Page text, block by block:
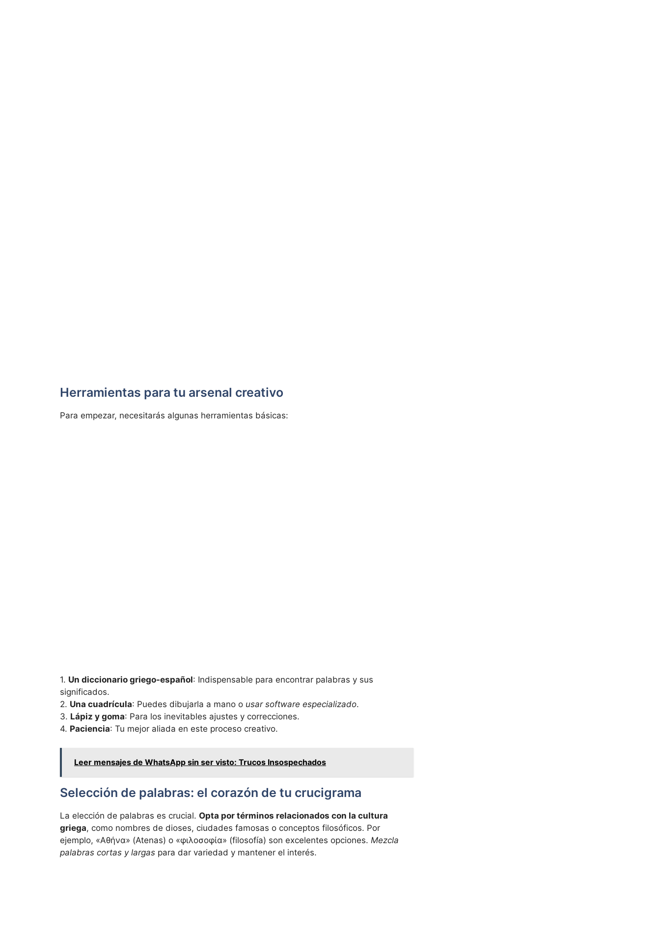
Herramientas para tu arsenal creativo
Para empezar, necesitarás algunas herramientas básicas:
1. Un diccionario griego-español: Indispensable para encontrar palabras y sus
significados.
2. Una cuadrícula: Puedes dibujarla a mano o usar software especializado.
3. Lápiz y goma: Para los inevitables ajustes y correcciones.
4. Paciencia: Tu mejor aliada en este proceso creativo.
Leer mensajes de WhatsApp sin ser visto: Trucos Insospechados
Selección de palabras: el corazón de tu crucigrama
La elección de palabras es crucial. Opta por términos relacionados con la cultura
griega, como nombres de dioses, ciudades famosas o conceptos filosóficos. Por
ejemplo, «Αθήνα» (Atenas) o «φιλοσοφία» (filosofía) son excelentes opciones. Mezcla
palabras cortas y largas para dar variedad y mantener el interés.